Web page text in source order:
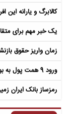
کالابرگ و یارانه
یک خبر مهم برای
زمان واریز حقوق
ورود 9 همت پول به بورس در معاملات
رمزساز بانک ایران